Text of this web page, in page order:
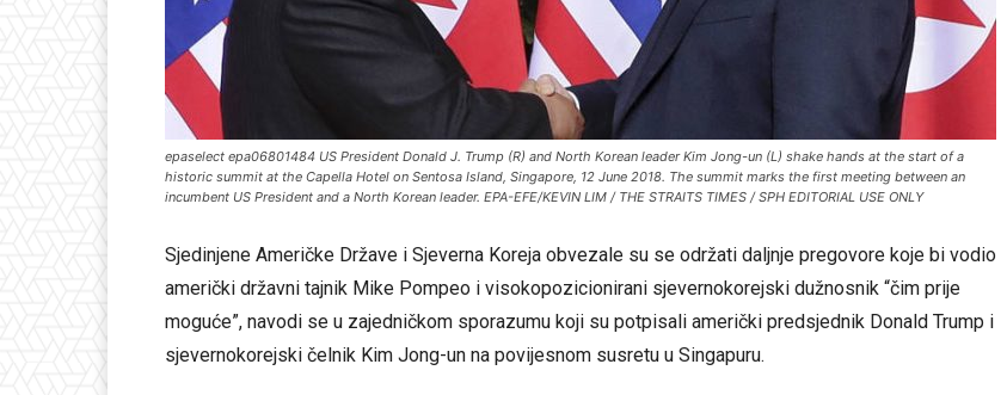
epaselect epa06801484 US President Donald J. Trump (R) and North Korean leader Kim Jong-un (L) shake hands at the start of a
historic summit at the Capella Hotel on Sentosa Island, Singapore, 12 June 2018. The summit marks the first meeting between an
incumbent US President and a North Korean leader. EPA-EFE/KEVIN LIM / THE STRAITS TIMES / SPH EDITORIAL USE ONLY
Sjedinjene Američke Države i Sjeverna Koreja obvezale su se održati daljnje pregovore koje bi vodio
američki državni tajnik Mike Pompeo i visokopozicionirani sjevernokorejski dužnosnik “čim prije
moguće”, navodi se u zajedničkom sporazumu koji su potpisali američki predsjednik Donald Trump i
sjevernokorejski čelnik Kim Jong-un na povijesnom susretu u Singapuru.